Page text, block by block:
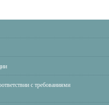
с требованиями